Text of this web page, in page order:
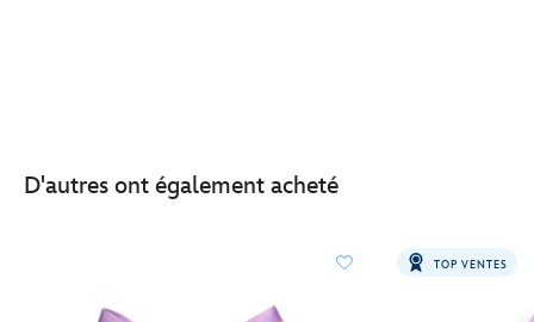
D'autres ont également acheté
TOP VENTES